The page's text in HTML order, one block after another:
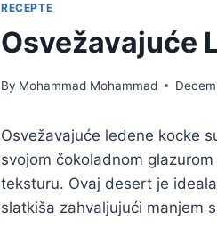
RECEPTE
Osvežavajuće
By Mohammad Mohammad
Osvežavajuće ledene kocke
svojom čokoladnom
teksturu. Ovaj desert je
slatkiša zahvaljujući manjem